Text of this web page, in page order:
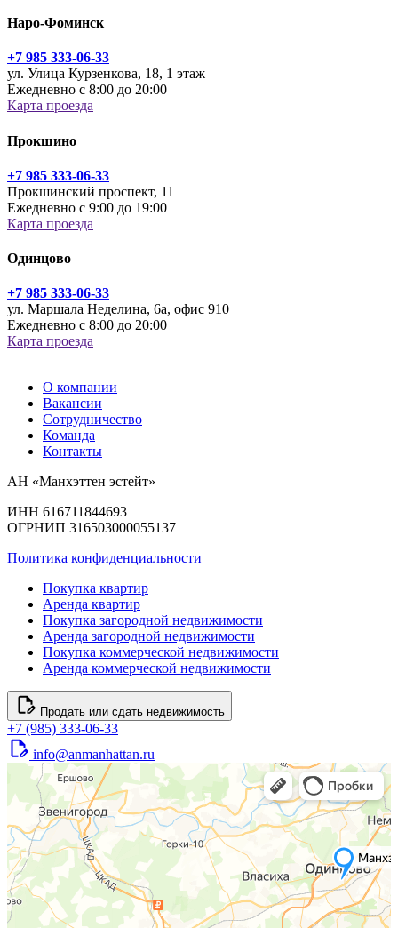
Наро-Фоминск
+7 985 333-06-33
ул. Улица Курзенкова, 18, 1 этаж
Ежедневно с 8:00 до 20:00
Карта проезда
Прокшино
+7 985 333-06-33
Прокшинский проспект, 11
Ежедневно с 9:00 до 19:00
Карта проезда
Одинцово
+7 985 333-06-33
ул. Маршала Неделина, 6а, офис 910
Ежедневно с 8:00 до 20:00
Карта проезда
О компании
Вакансии
Сотрудничество
Команда
Контакты
АН «Манхэттен эстейт»
ИНН 616711844693
ОГРНИП 316503000055137
Политика конфиденциальности
Покупка квартир
Аренда квартир
Покупка загородной недвижимости
Аренда загородной недвижимости
Покупка коммерческой недвижимости
Аренда коммерческой недвижимости
Продать или сдать недвижимость
+7 (985) 333-06-33
info@anmanhattan.ru